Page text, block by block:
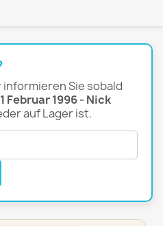
informieren Sie sobald
Februar 1996 - Nick
auf Lager ist.